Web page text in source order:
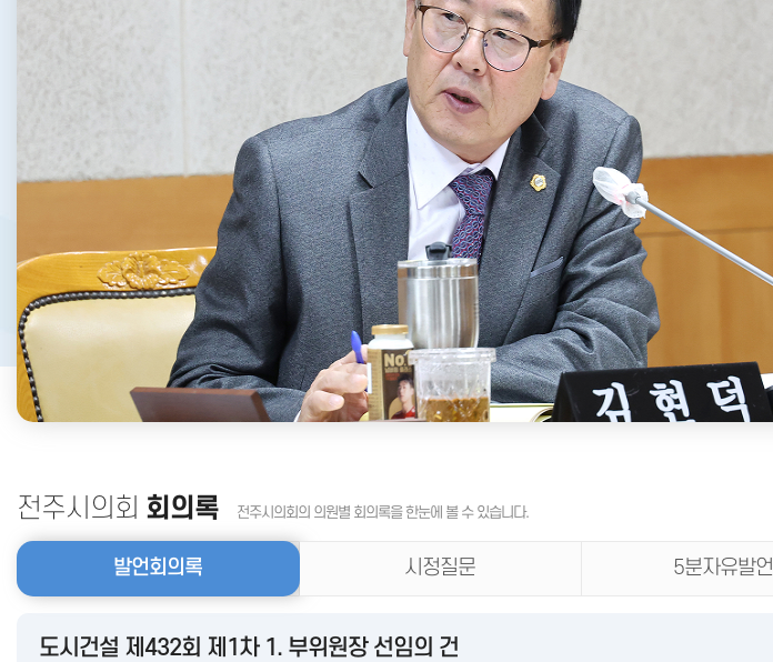
전주시의회 회의록 전주시의회의 의원별 회의록을 한눈에 볼 수 있습니다.
발언회의록
도시건설 제432회 제1차 1. 부위원장 선임의 건
시정질문 5분자유발언